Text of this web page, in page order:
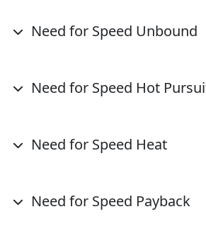
Need for Speed Unbound
Need for Speed Hot
Need for Speed Heat
Need for Speed Payback